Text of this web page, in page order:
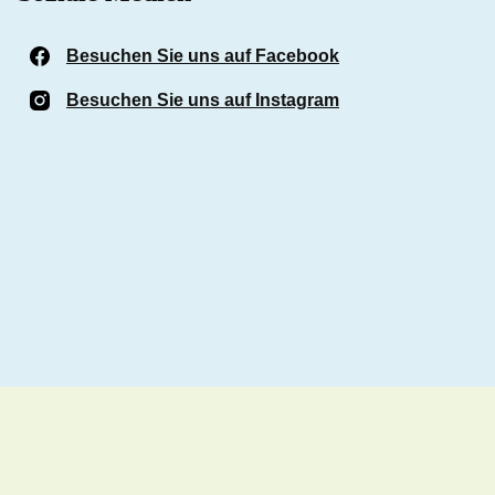
Besuchen Sie uns auf Facebook
Besuchen Sie uns auf Instagram